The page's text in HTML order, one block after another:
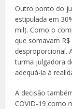
Outro ponto do
estipulada em
mil). Como o
que somavam
desproporcional.
turma julgadora
adequá-la à
A decisão
COVID-19 como